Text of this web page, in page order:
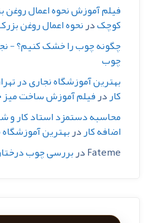
فیلم آموزش نحوه اعمال
کوچکدرنحوه اعمال روغن
چگونه چوب را خشک کنیم؟ -
چوب
بهترین آموزشگاه نجاری در
کاردرفیلم آموزش ساخت میز
محاسبه دستمزد استاد کار و
اضافه کاردربهترین
Fatemeدربررسی چوب